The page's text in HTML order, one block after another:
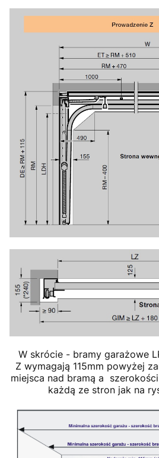
W skrócie - bramy garażowe
Z wymagają 115mm powyżej
miejsca nad bramą a
każdą ze stron jak na